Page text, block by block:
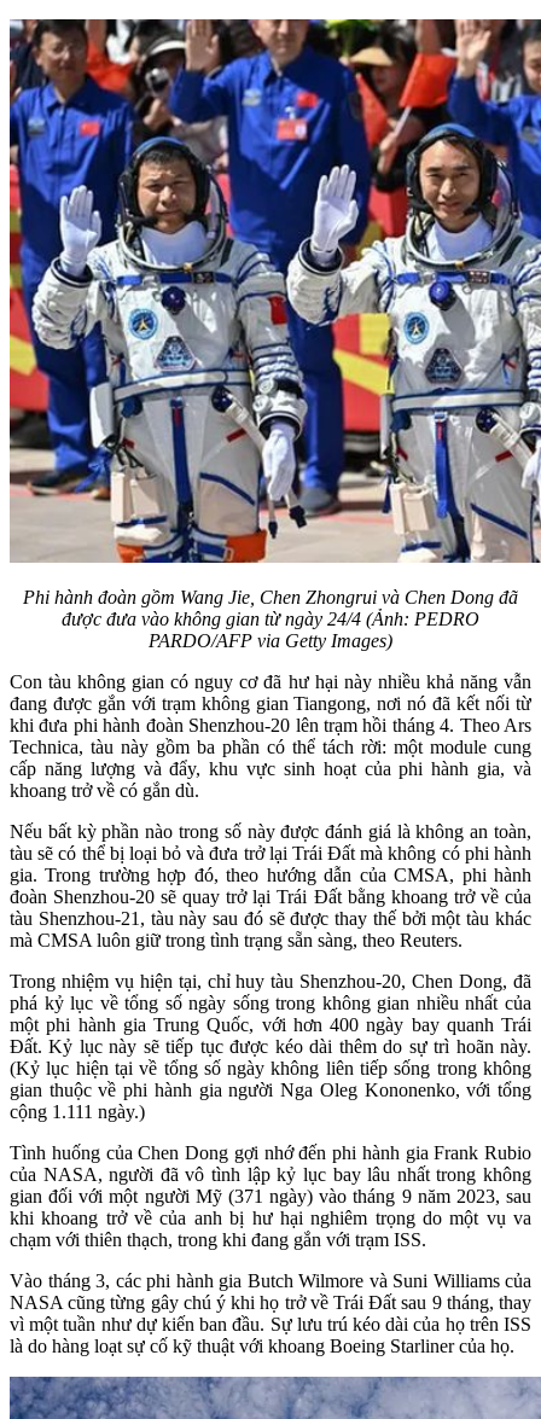
Phi hành đoàn gồm Wang Jie, Chen Zhongrui và Chen Dong đã
được đưa vào không gian từ ngày 24/4 (Ảnh: PEDRO
PARDO/AFP via Getty Images)
Con tàu không gian có nguy cơ đã hư hại này nhiều khả năng vẫn
đang được gắn với trạm không gian Tiangong, nơi nó đã kết nối từ
khi đưa phi hành đoàn Shenzhou-20 lên trạm hồi tháng 4. Theo Ars
Technica, tàu này gồm ba phần có thể tách rời: một module cung
cấp năng lượng và đẩy, khu vực sinh hoạt của phi hành gia, và
khoang trở về có gắn dù.
Nếu bất kỳ phần nào trong số này được đánh giá là không an toàn,
tàu sẽ có thể bị loại bỏ và đưa trở lại Trái Đất mà không có phi hành
gia. Trong trường hợp đó, theo hướng dẫn của CMSA, phi hành
đoàn Shenzhou-20 sẽ quay trở lại Trái Đất bằng khoang trở về của
tàu Shenzhou-21, tàu này sau đó sẽ được thay thế bởi một tàu khác
mà CMSA luôn giữ trong tình trạng sẵn sàng, theo Reuters.
Trong nhiệm vụ hiện tại, chỉ huy tàu Shenzhou-20, Chen Dong, đã
phá kỷ lục về tổng số ngày sống trong không gian nhiều nhất của
một phi hành gia Trung Quốc, với hơn 400 ngày bay quanh Trái
Đất. Kỷ lục này sẽ tiếp tục được kéo dài thêm do sự trì hoãn này.
(Kỷ lục hiện tại về tổng số ngày không liên tiếp sống trong không
gian thuộc về phi hành gia người Nga Oleg Kononenko, với tổng
cộng 1.111 ngày.)
Tình huống của Chen Dong gợi nhớ đến phi hành gia Frank Rubio
của NASA, người đã vô tình lập kỷ lục bay lâu nhất trong không
gian đối với một người Mỹ (371 ngày) vào tháng 9 năm 2023, sau
khi khoang trở về của anh bị hư hại nghiêm trọng do một vụ va
chạm với thiên thạch, trong khi đang gắn với trạm ISS.
Vào tháng 3, các phi hành gia Butch Wilmore và Suni Williams của
NASA cũng từng gây chú ý khi họ trở về Trái Đất sau 9 tháng, thay
vì một tuần như dự kiến ban đầu. Sự lưu trú kéo dài của họ trên ISS
là do hàng loạt sự cố kỹ thuật với khoang Boeing Starliner của họ.